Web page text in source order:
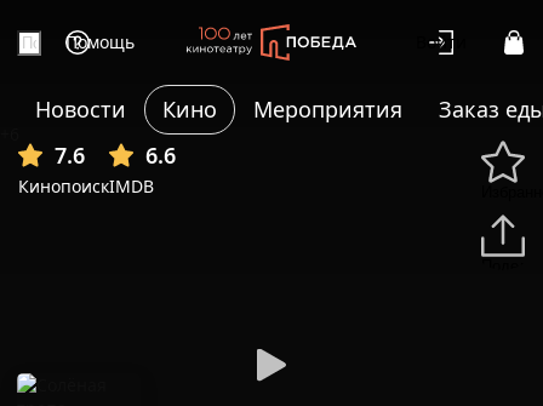
Помощь Войти
Новости Кино Мероприятия
Заказ
7.6
Кинопоиск
6.6
IMDB